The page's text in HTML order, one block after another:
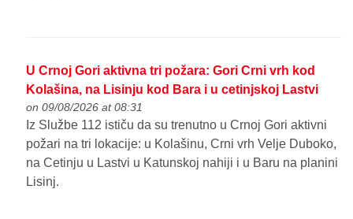
U Crnoj Gori aktivna tri požara: Gori Crni vrh kod
Kolašina, na Lisinju kod Bara i u cetinjskoj Lastvi
on 09/08/2026 at 08:31
Iz Službe 112 ističu da su trenutno u Crnoj Gori aktivni
požari na tri lokacije: u Kolašinu, Crni vrh Velje Duboko,
na Cetinju u Lastvi u Katunskoj nahiji i u Baru na planini
Lisinj.